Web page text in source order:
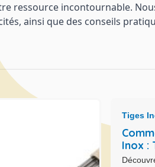
ressource incontournable.
ainsi que des conseils
Tiges
Inox :